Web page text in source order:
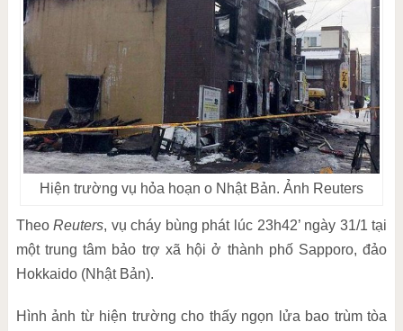
Hiện trường vụ hỏa hoạn o Nhật Bản. Ảnh Reuters
TheoReuters, vụ cháy bùng phát lúc 23h42’ ngày 31/1 tại
một trung tâm bảo trợ xã hội ở thành phố Sapporo, đảo
Hokkaido (Nhật Bản).
Hình ảnh từ hiện trường cho thấy ngọn lửa bao trùm tòa